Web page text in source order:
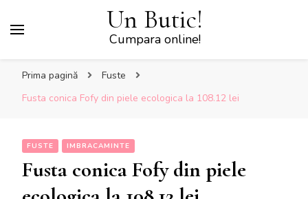
Un Butic!
Cumpara online!
Prima pagină
Fuste
Fusta conica Fofy din piele ecologica la 108.12 lei
FUSTE IMBRACAMINTE
Fusta conica Fofy din piele